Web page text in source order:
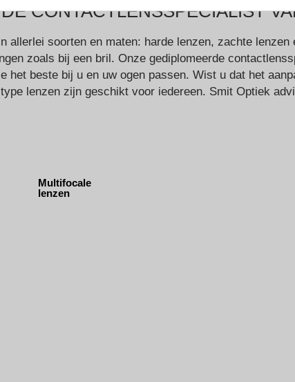
CONTACTLENSSPECIALIST
soorten en maten: harde lenzen, zachte lenzen
zoals bij een bril. Onze gediplomeerde
beste bij u en uw ogen passen. Wist u dat het
lenzen zijn geschikt voor iedereen. Smit Optiek
Multifocale
lenzen